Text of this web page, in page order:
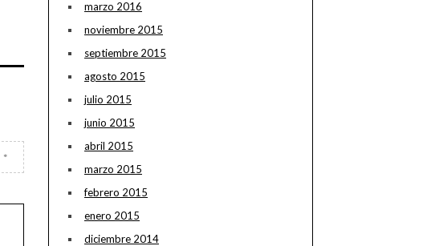
*
marzo 2016
noviembre 2015
septiembre 2015
agosto 2015
julio 2015
junio 2015
abril 2015
marzo 2015
febrero 2015
enero 2015
diciembre 2014